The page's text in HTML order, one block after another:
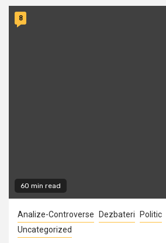
60 min read
8
Analize-Controverse Dezbateri Politic
Uncategorized